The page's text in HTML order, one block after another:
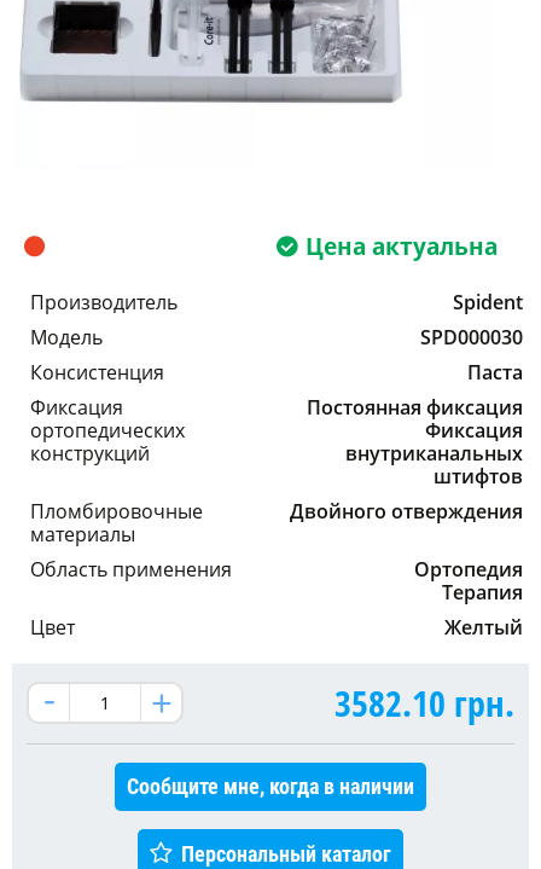
Цена актуальна
Производитель
Spident
Модель
SPD000030
Консистенция
Паста
Фиксация
ортопедических
конструкций
Постоянная фиксация
Фиксация
внутриканальных
штифтов
Пломбировочные
материалы
Двойного отверждения
Область применения
Ортопедия
Терапия
Цвет
Желтый
3582.10 грн.
Сообщите мне, когда в наличии
Персональный каталог